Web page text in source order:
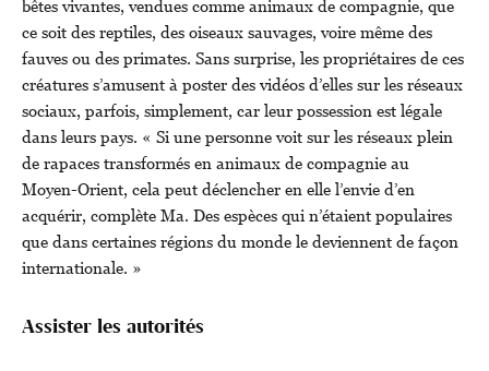
bêtes vivantes, vendues comme animaux de compagnie, que
ce soit des reptiles, des oiseaux sauvages, voire même des
fauves ou des primates. Sans surprise, les propriétaires de ces
créatures s’amusent à poster des vidéos d’elles sur les réseaux
sociaux, parfois, simplement, car leur possession est légale
dans leurs pays. « Si une personne voit sur les réseaux plein
de rapaces transformés en animaux de compagnie au
Moyen-Orient, cela peut déclencher en elle l’envie d’en
acquérir, complète Ma. Des espèces qui n’étaient populaires
que dans certaines régions du monde le deviennent de façon
internationale. »
Assister les autorités